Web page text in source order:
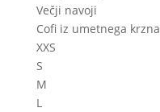
Večji navoji
Cofi iz umetnega krzna
XXS
S
M
L